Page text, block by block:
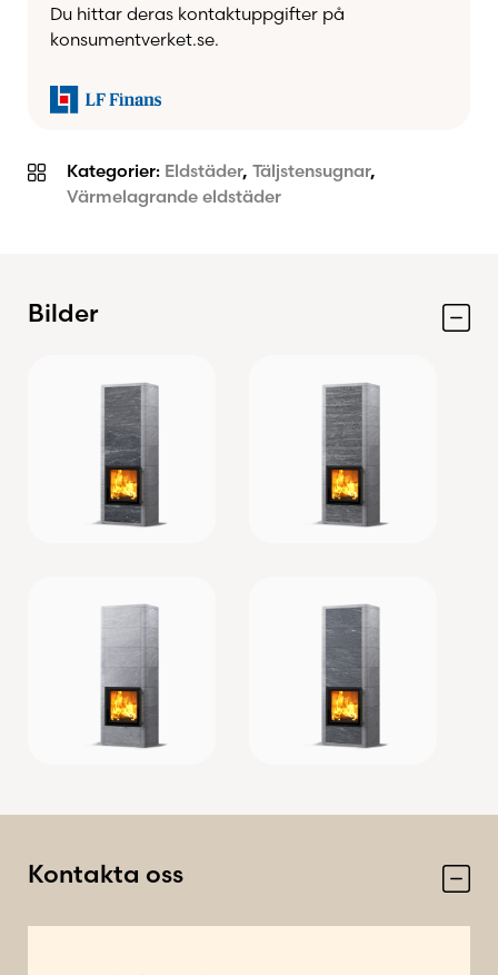
Kategorier: Eldstäder, Täljstensugnar,
Värmelagrande eldstäder
Du hittar deras kontaktuppgifter på
konsumentverket.se.
Bilder
Kontakta oss